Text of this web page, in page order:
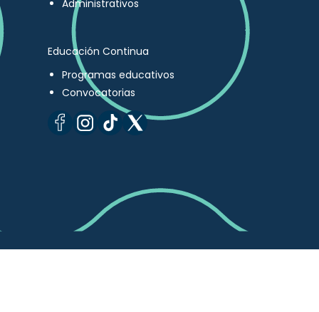
Administrativos
Educación Continua
Programas educativos
Convocatorias